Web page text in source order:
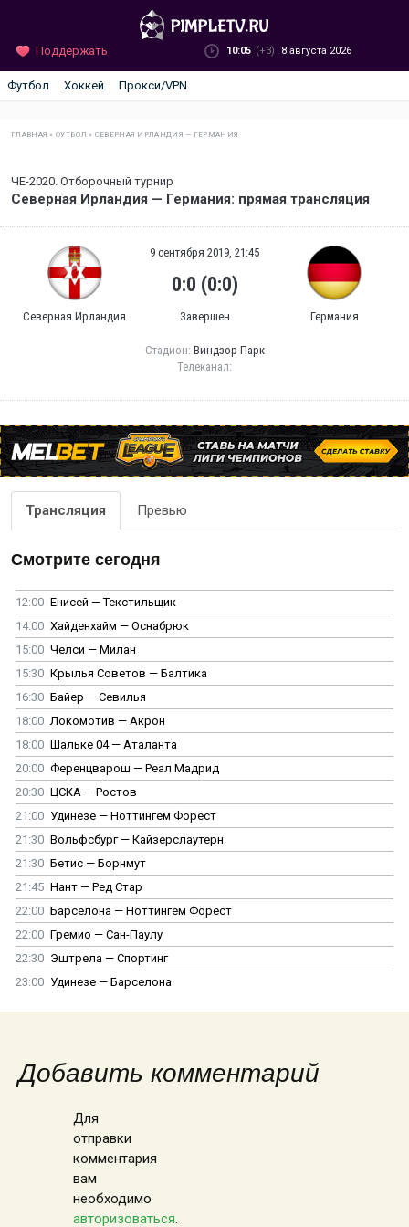
Поддержать 10:05 (+3) 8 августа 2026
Футбол Хоккей Прокси/VPN
ГЛАВНАЯ »ФУТБОЛ » СЕВЕРНАЯ ИРЛАНДИЯ — ГЕРМАНИЯ
ЧЕ-2020. Отборочный турнир
Северная Ирландия — Германия: прямая трансляция
Северная Ирландия
9 сентября 2019, 21:45
0:0 (0:0)
Завершен Германия
Стадион: Виндзор Парк
Телеканал:
Трансляция Превью
Смотрите сегодня
12:00 Енисей — Текстильщик
14:00 Хайденхайм — Оснабрюк
15:00 Челси — Милан
15:30 Крылья Советов — Балтика
16:30 Байер — Севилья
18:00 Локомотив — Акрон
18:00 Шальке 04 — Аталанта
20:00 Ференцварош — Реал Мадрид
20:30 ЦСКА — Ростов
21:00 Удинезе — Ноттингем Форест
21:30 Вольфсбург — Кайзерслаутерн
21:30 Бетис — Борнмут
21:45 Нант — Ред Стар
22:00 Барселона — Ноттингем Форест
22:00 Гремио — Сан-Паулу
22:30 Эштрела — Спортинг
23:00 Удинезе — Барселона
Добавить комментарий
Для
отправки
комментария
вам
необходимо
авторизоваться.